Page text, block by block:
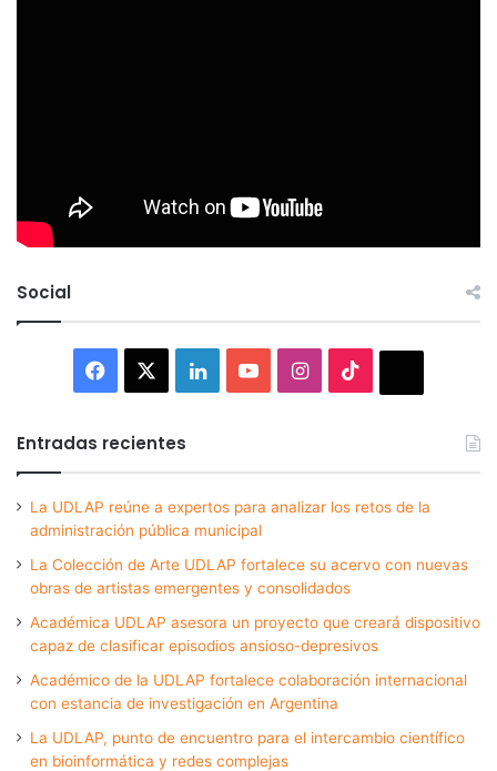
Social
Facebook LinkedInYouTubeInstagram
Entradas recientes
La UDLAP reúne a expertos para analizar los retos de la
administración pública municipal
La Colección de Arte UDLAP fortalece su acervo con nuevas
obras de artistas emergentes y consolidados
Académica UDLAP asesora un proyecto que creará dispositivo
capaz de clasificar episodios ansioso-depresivos
Académico de la UDLAP fortalece colaboración internacional
con estancia de investigación en Argentina
La UDLAP, punto de encuentro para el intercambio científico
en bioinformática y redes complejas